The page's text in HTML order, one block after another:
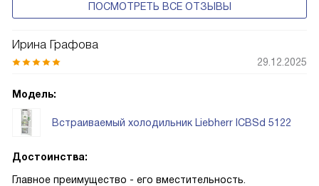
ПОСМОТРЕТЬ ВСЕ ОТЗЫВЫ
Ирина Графова
29.12.2025
Модель:
Встраиваемый холодильник Liebherr ICBSd 5122
Достоинства:
Главное преимущество - его вместительность.